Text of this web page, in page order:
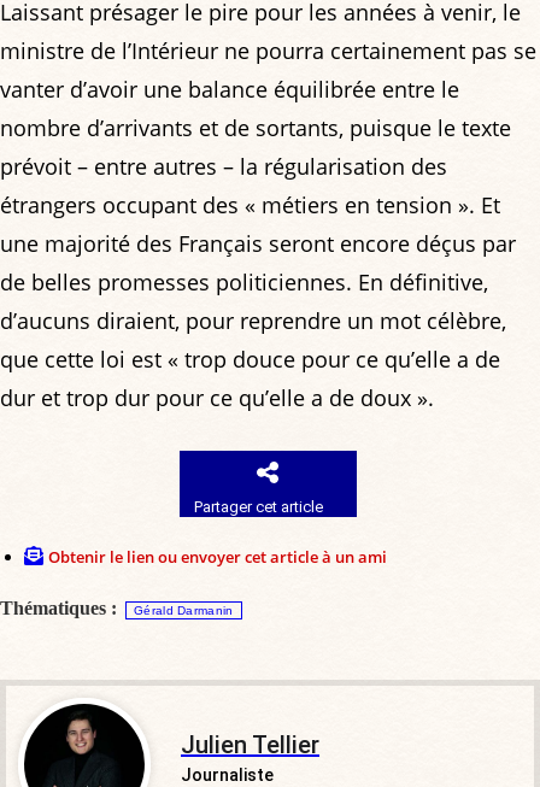
Laissant présager le pire pour les années à venir, le
ministre de l’Intérieur ne pourra certainement pas se
vanter d’avoir une balance équilibrée entre le
nombre d’arrivants et de sortants, puisque le texte
prévoit – entre autres – la régularisation des
étrangers occupant des « métiers en tension ». Et
une majorité des Français seront encore déçus par
de belles promesses politiciennes. En définitive,
d’aucuns diraient, pour reprendre un mot célèbre,
que cette loi est « trop douce pour ce qu’elle a de
dur et trop dur pour ce qu’elle a de doux ».
Partager cet article
Obtenir le lien ou envoyer cet article à un ami
Thématiques : Gérald Darmanin
Julien Tellier
Journaliste